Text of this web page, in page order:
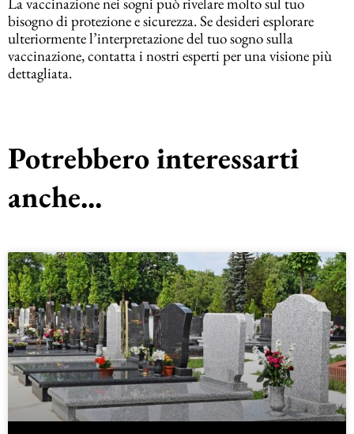
bisogno di protezione e sicurezza. Se desideri esplorare
ulteriormente l’interpretazione del tuo sogno sulla
vaccinazione, contatta i nostri esperti per una visione più
dettagliata.
Potrebbero interessarti
anche...